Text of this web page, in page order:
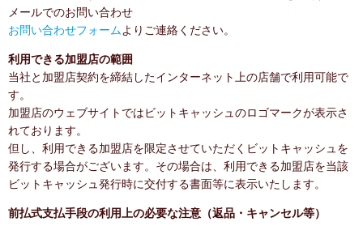
メールでのお問い合わせ
お問い合わせフォームよりご連絡ください。
利用できる加盟店の範囲
当社と加盟店契約を締結したインターネット上の店舗で利用可能で
す。
加盟店のウェブサイトではビットキャッシュのロゴマークが表示さ
れております。
但し、利用できる加盟店を限定させていただくビットキャッシュを
発行する場合がございます。その場合は、利用できる加盟店を当該
ビットキャッシュ発行時に交付する書面等に表示いたします。
前払式支払手段の利用上の必要な注意（返品・キャンセル等）